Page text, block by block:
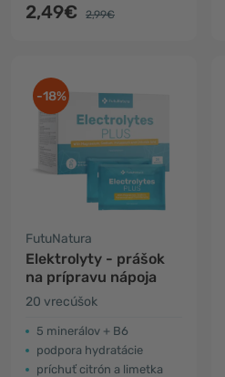
2,49€ 2,99€
-18%
FutuNatura
Elektrolyty - prášok
na prípravu nápoja
20 vrecúšok
5 minerálov + B6
podpora hydratácie
príchuť citrón a limetka